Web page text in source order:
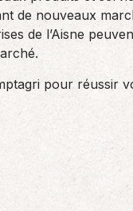
de nouveaux
de l’Aisne
pour réussir